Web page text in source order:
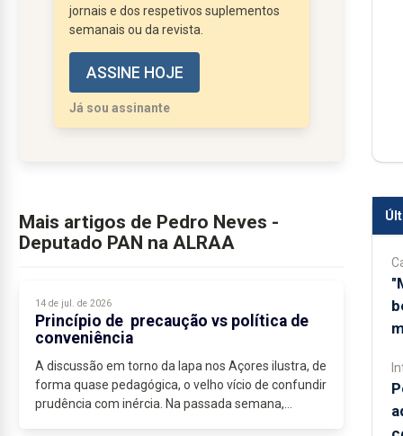
aumento...
jornais e dos respetivos suplementos
semanais ou da revista.
ASSINE HOJE
Já sou assinante
Mais artigos de Pedro Neves -
Deputado PAN na ALRAA
14 de jul. de 2026
Princípio de precaução vs política de
conveniência
A discussão em torno da lapa nos Açores ilustra, de
forma quase pedagógica, o velho vício de confundir
prudência com inércia. Na passada semana,